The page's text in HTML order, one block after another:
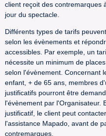
client reçoit des contremarques
jour du spectacle.
Différents types de tarifs
selon les évènements et
accessibles. Par exemple, un
nécessite un minimum de
selon l'évènement. Concernant
enfant, + de 65 ans, membres
justificatifs pourront être
l'évènement par l'Organisateur.
justificatif, le client peut
l'assistance Mapado, avant de
contremarques.